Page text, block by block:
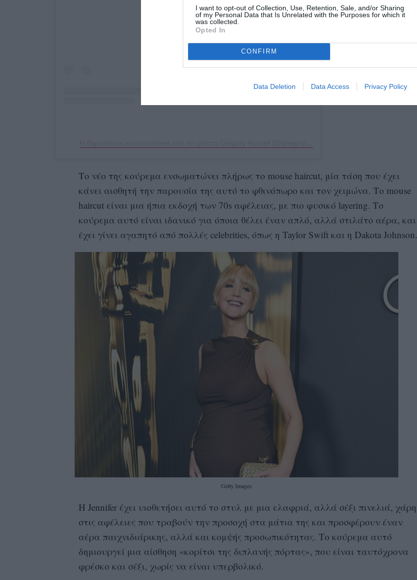
I want to opt-out of Collection, Use, Retention, Sale, and/or Sharing
of my Personal Data that Is Unrelated with the Purposes for which it
was collected.
Opted In
CONFIRM
Data Deletion Data Access Privacy Policy
Το νέο της κούρεμα ενσωματώνει πλήρως το mouse haircut, μία τάση που έχει
κάνει αισθητή την παρουσία της αυτό το φθινόπωρο και τον χειμώνα. Το mouse
haircut είναι μια ήπια εκδοχή των 70s αφέλειας, με πιο φυσικό layering. Το
κούρεμα αυτό είναι ιδανικό για όποια θέλει έναν απλό, αλλά στιλάτο αέρα, και
έχει γίνει αγαπητό από πολλές celebrities, όπως η Taylor Swift και η Dakota Johnson.
Getty Images
Η Jennifer έχει υιοθετήσει αυτό το στυλ με μια ελαφριά, αλλά σέξι πινελιά, χάρη
στις αφέλειες που τραβούν την προσοχή στα μάτια της και προσφέρουν έναν
αέρα παιχνιδιάρικης, αλλά και κομψής προσωπικότητας. Το κούρεμα αυτό
δημιουργεί μια αίσθηση «κορίτσι της διπλανής πόρτας», που είναι ταυτόχρονα
φρέσκο και σέξι, χωρίς να είναι υπερβολικό.